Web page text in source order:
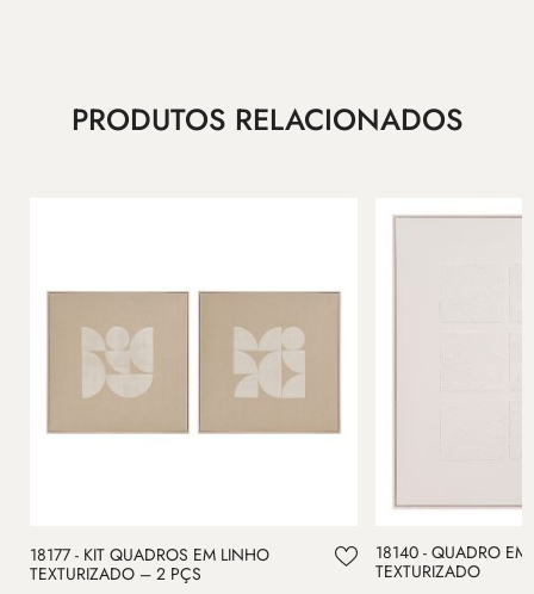
PRODUTOS RELACIONADOS
18177 - KIT QUADROS EM LINHO
TEXTURIZADO – 2 PÇS
18140 - QUADRO
TEXTURIZADO